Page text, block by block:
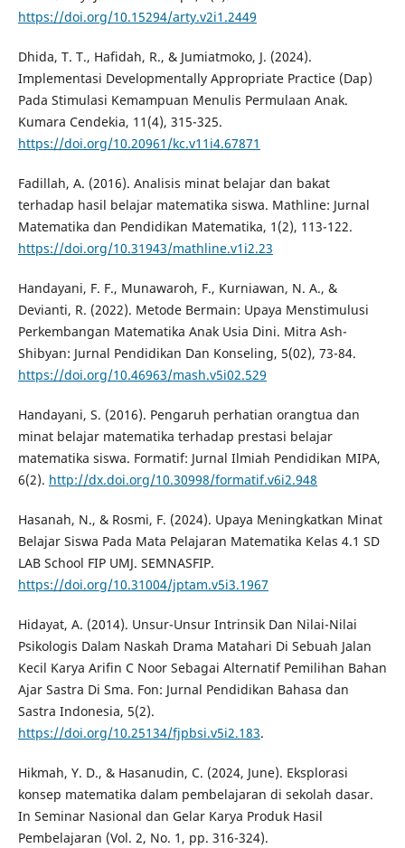
https://doi.org/10.15294/arty.v2i1.2449
Dhida, T. T., Hafidah, R., & Jumiatmoko, J. (2024).
Implementasi Developmentally Appropriate Practice (Dap)
Pada Stimulasi Kemampuan Menulis Permulaan Anak.
Kumara Cendekia, 11(4), 315-325.
https://doi.org/10.20961/kc.v11i4.67871
Fadillah, A. (2016). Analisis minat belajar dan bakat
terhadap hasil belajar matematika siswa. Mathline: Jurnal
Matematika dan Pendidikan Matematika, 1(2), 113-122.
https://doi.org/10.31943/mathline.v1i2.23
Handayani, F. F., Munawaroh, F., Kurniawan, N. A., &
Devianti, R. (2022). Metode Bermain: Upaya Menstimulusi
Perkembangan Matematika Anak Usia Dini. Mitra Ash-
Shibyan: Jurnal Pendidikan Dan Konseling, 5(02), 73-84.
https://doi.org/10.46963/mash.v5i02.529
Handayani, S. (2016). Pengaruh perhatian orangtua dan
minat belajar matematika terhadap prestasi belajar
matematika siswa. Formatif: Jurnal Ilmiah Pendidikan MIPA,
6(2). http://dx.doi.org/10.30998/formatif.v6i2.948
Hasanah, N., & Rosmi, F. (2024). Upaya Meningkatkan Minat
Belajar Siswa Pada Mata Pelajaran Matematika Kelas 4.1 SD
LAB School FIP UMJ. SEMNASFIP.
https://doi.org/10.31004/jptam.v5i3.1967
Hidayat, A. (2014). Unsur-Unsur Intrinsik Dan Nilai-Nilai
Psikologis Dalam Naskah Drama Matahari Di Sebuah Jalan
Kecil Karya Arifin C Noor Sebagai Alternatif Pemilihan Bahan
Ajar Sastra Di Sma. Fon: Jurnal Pendidikan Bahasa dan
Sastra Indonesia, 5(2).
https://doi.org/10.25134/fjpbsi.v5i2.183.
Hikmah, Y. D., & Hasanudin, C. (2024, June). Eksplorasi
konsep matematika dalam pembelajaran di sekolah dasar.
In Seminar Nasional dan Gelar Karya Produk Hasil
Pembelajaran (Vol. 2, No. 1, pp. 316-324).